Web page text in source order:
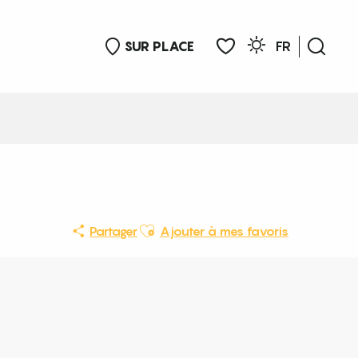
SUR PLACE
FR
PartagerAjouter aux favoris
Ajouter à mes favoris